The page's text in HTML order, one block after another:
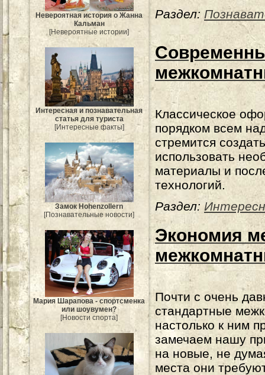
Невероятная история о Жанна
Кальман
[Невероятные истории]
Интересная и познавательная
статья для туриста
[Интересные факты]
Замок Hohenzollern
[Познавательные новости]
Мария Шарапова - спортсменка
или шоувумен?
[Новости спорта]
Раздел:
Классическое
порядком всем
стремится
использовать
материалы и
технологий.
Раздел:
Экономия
Почти с очень
стандартные
настолько к ним
замечаем нашу
на новые, не
места они